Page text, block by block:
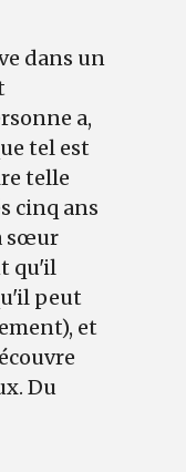
dans un
a,
tel est
telle
cinq ans
sœur
qu'il
peut
et
Du